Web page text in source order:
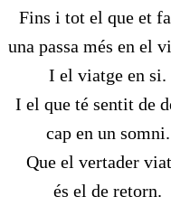
Fins i tot el que et
una passa més en el
I el viatge en si.
I el que té sentit de
cap en un somni.
Que el vertader
és el de retorn.